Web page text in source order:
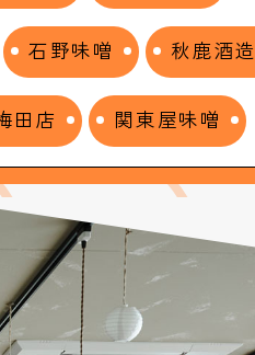
石野味噌 秋鹿酒造
田店 関東屋味噌